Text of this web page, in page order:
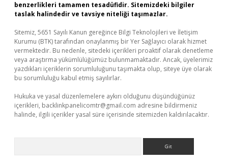
benzerlikleri tamamen tesadüfidir. Sitemizdeki bilgiler
taslak halindedir ve tavsiye niteliği taşımazlar.
Sitemiz, 5651 Sayılı Kanun gereğince Bilgi Teknolojileri ve İletişim
Kurumu (BTK) tarafından onaylanmış bir Yer Sağlayıcı olarak hizmet
vermektedir. Bu nedenle, sitedeki içerikleri proaktif olarak denetleme
veya araştırma yükümlülüğümüz bulunmamaktadır. Ancak, üyelerimiz
yazdıkları içeriklerin sorumluluğunu taşımakta olup, siteye üye olarak
bu sorumluluğu kabul etmiş sayılırlar.
Hukuka ve yasal düzenlemelere aykırı olduğunu düşündüğünüz
içerikleri, backlinkpanelicomtr@gmail.com adresine bildirmeniz
halinde, ilgili içerikler yasal süre içerisinde sitemizden kaldırılacaktır.